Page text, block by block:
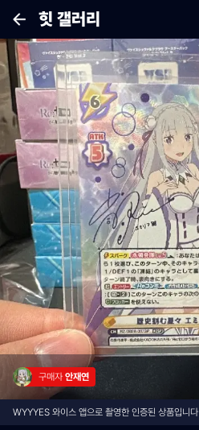
힛 갤러리
구매자 안재연
WYYYES 와이스 앱으로 촬영한 인증된 상품입니다